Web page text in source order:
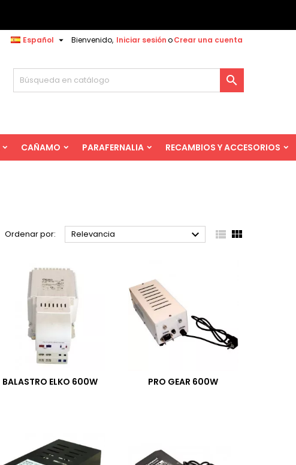
Bienvenido, Iniciar sesiónoCrear una cuenta
Español 

CAÑAMO PARAFERNALIA RECAMBIOS Y ACCESORIOS
Ordenar por: Relevancia   
BALASTRO ELKO 600W PRO GEAR 600W